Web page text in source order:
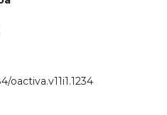
oactiva.v11i1.1234